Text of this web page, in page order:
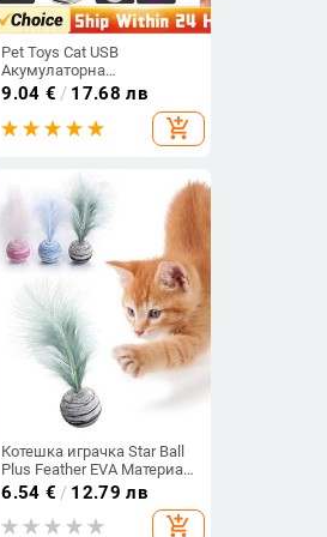
Pet Toys Cat USB
Акумулаторна
многофункционална
лазерна играчка за
домашни любимци за
котки Интерактивна
коте Лазерна играчка
Аксесоари за котки
9.04 € / 17.68 лв
add_shopping_cart
Котешка играчка Star Ball
Plus Feather EVA Материал
Light Foam Ball Throwing
Funny Toy Star Texture Ball
Feather Toy for Dog Cat
6.54 € / 12.79 лв
add_shopping_cart